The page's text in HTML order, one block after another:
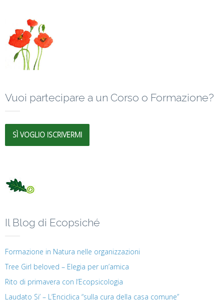
Vuoi partecipare a un Corso o Formazione?
SÌ VOGLIO ISCRIVERMI
Il Blog di Ecopsiché
Formazione in Natura nelle organizzazioni
Tree Girl beloved – Elegia per un’amica
Rito di primavera con l’Ecopsicologia
Laudato Si’ – L’Enciclica “sulla cura della casa comune”